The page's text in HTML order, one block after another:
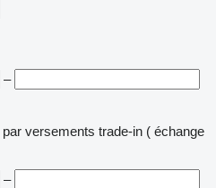
–
par versements trade-in ( échange
–